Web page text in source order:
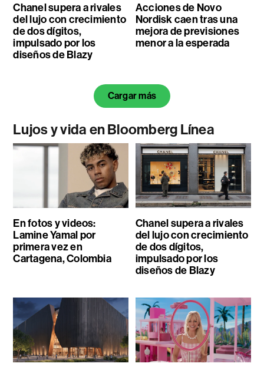
Chanel supera a rivales
del lujo con crecimiento
de dos dígitos,
impulsado por los
diseños de Blazy
Acciones de Novo
Nordisk caen tras una
mejora de previsiones
menor a la esperada
Cargar más
Lujos y vida en Bloomberg Línea
En fotos y videos:
Lamine Yamal por
primera vez en
Cartagena, Colombia
Chanel supera a rivales
del lujo con crecimiento
de dos dígitos,
impulsado por los
diseños de Blazy